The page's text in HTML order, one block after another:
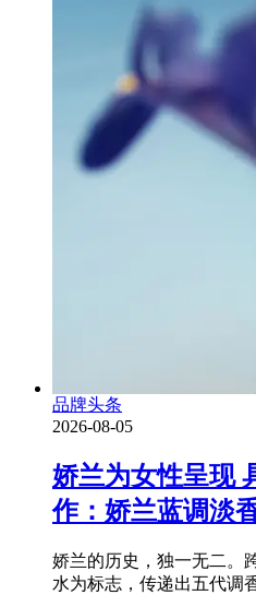
品牌头条
2026-08-05
娇兰为女性呈现
作：娇兰蓝调淡
娇兰的历史，独一无二。
水为标志，传递出五代调